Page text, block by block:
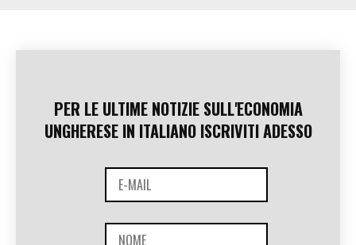
PER LE ULTIME NOTIZIE SULL'ECONOMIA
UNGHERESE IN ITALIANO ISCRIVITI ADESSO